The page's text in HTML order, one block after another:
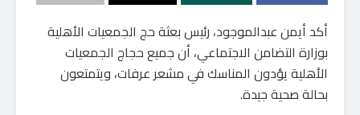
أكد أيمن عبدالموجود، رئيس بعثة حج الجمعيات الأهلية
بوزارة التضامن الاجتماعي، أن جميع حجاج الجمعيات
الأهلية يؤدون المناسك في مشعر عرفات، ويتمتعون
بحالة صحية جيدة.